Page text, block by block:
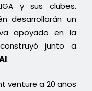
y sus clubes.
desarrollarán un
apoyado en la
junto a
.
venture a 20 años